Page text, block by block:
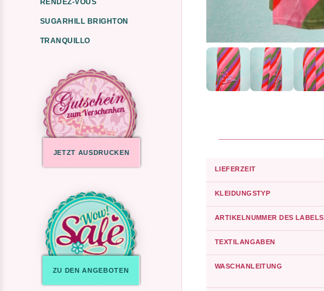
RENDEZ-VOUS
SUGARHILL BRIGHTON
TRANQUILLO
JETZT AUSDRUCKEN
ZU DEN ANGEBOTEN
LIEFERZEIT
KLEIDUNGSTYP
ARTIKELNUMMER DES LABELS
TEXTILANGABEN
WASCHANLEITUNG